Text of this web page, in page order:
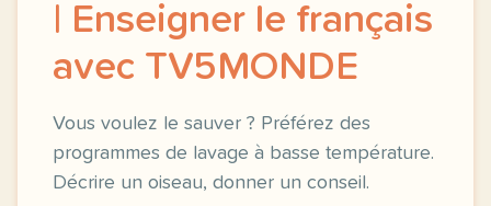
| Enseigner le français
avec TV5MONDE
Vous voulez le sauver ? Préférez des
programmes de lavage à basse température.
Décrire un oiseau, donner un conseil.